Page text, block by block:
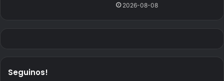
2026-08-08
Seguinos!